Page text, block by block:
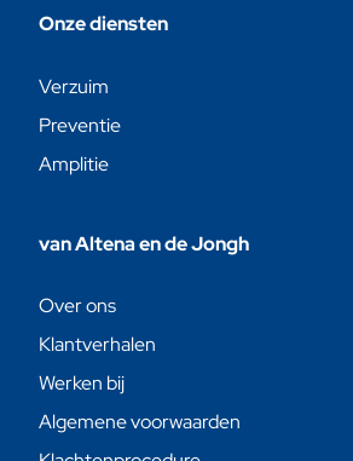
Onze diensten
Verzuim
Preventie
Amplitie
van Altena en de Jongh
Over ons
Klantverhalen
Werken bij
Algemene voorwaarden